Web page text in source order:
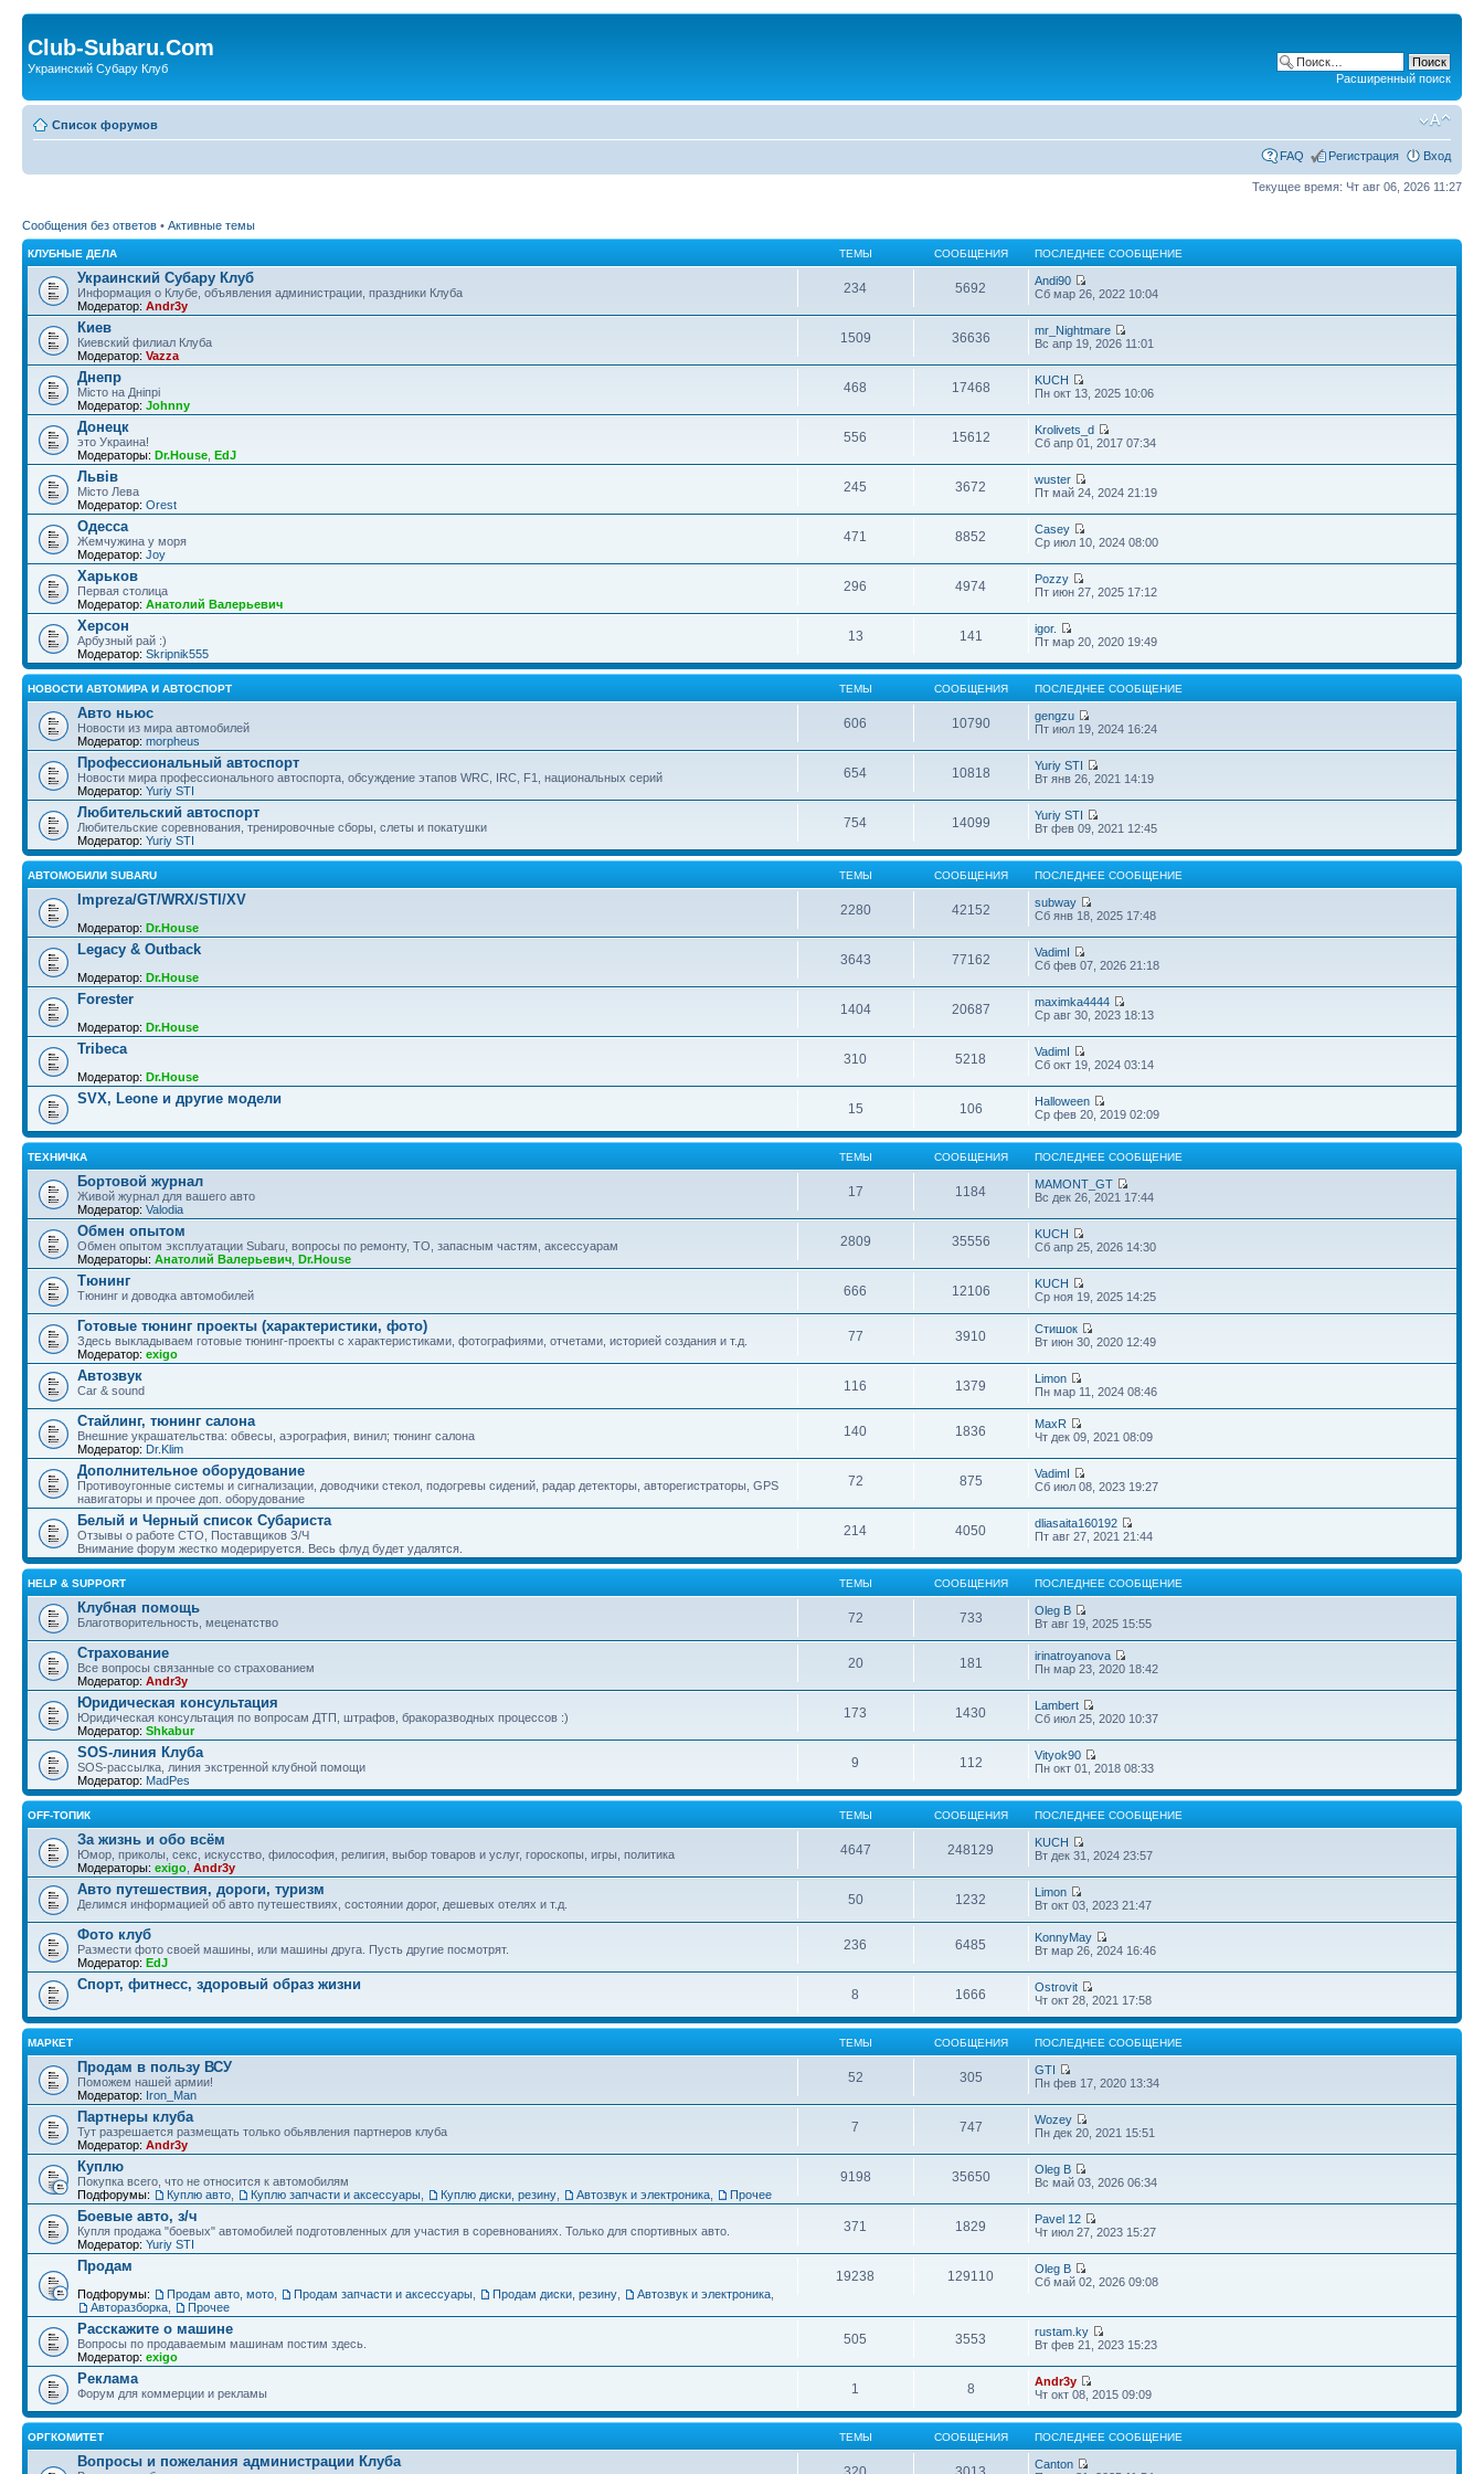
Club-Subaru.Com
Украинский Субару Клуб
Расширенный поиск
Список форумов
FAQ Регистрация Вход
Текущее время: Чт авг 06, 2026 11:27
Сообщения без ответов • Активные темы
КЛУБНЫЕ ДЕЛА ТЕМЫ СООБЩЕНИЯ ПОСЛЕДНЕЕ СООБЩЕНИЕ
Украинский Субару Клуб
Информация о Клубе, объявления администрации, праздники Клуба
Модератор: Andr3y
234 5692
Andi90
Сб мар 26, 2022 10:04
Киев
Киевский филиал Клуба
Модератор: Vazza
1509 36636
mr_Nightmare
Вс апр 19, 2026 11:01
Днепр
Місто на Дніпрі
Модератор: Johnny
468 17468
KUCH
Пн окт 13, 2025 10:06
Донецк
это Украина!
Модераторы: Dr.House EdJ
556 15612
Krolivets_d
Сб апр 01, 2017 07:34
Львів
Місто Лева
Модератор: Orest
245 3672
wuster
Пт май 24, 2024 21:19
Одесса
Жемчужина у моря
Модератор: Joy
471 8852
Casey
Ср июл 10, 2024 08:00
Харьков
Первая столица
Модератор: Анатолий Валерьевич
296 4974
Pozzy
Пт июн 27, 2025 17:12
Херсон
Арбузный рай :)
Модератор: Skripnik555
13 141
igor.
Пт мар 20, 2020 19:49
НОВОСТИ АВТОМИРА И АВТОСПОРТ ТЕМЫ СООБЩЕНИЯ ПОСЛЕДНЕЕ СООБЩЕНИЕ
Авто ньюс
Новости из мира автомобилей
Модератор: morpheus
606 10790
gengzu
Пт июл 19, 2024 16:24
Профессиональный автоспорт
Новости мира профессионального автоспорта, обсуждение этапов WRC, IRC, F1, национальных серий
Модератор: Yuriy STI
654 10818
Yuriy STI
Вт янв 26, 2021 14:19
Любительский автоспорт
Любительские соревнования, тренировочные сборы, слеты и покатушки
Модератор: Yuriy STI
754 14099
Yuriy STI
Вт фев 09, 2021 12:45
АВТОМОБИЛИ SUBARU ТЕМЫ СООБЩЕНИЯ ПОСЛЕДНЕЕ СООБЩЕНИЕ
Impreza/GT/WRX/STI/XV
Модератор: Dr.House
2280 42152
subway
Сб янв 18, 2025 17:48
Legacy & Outback
Модератор: Dr.House
3643 77162
VadimI
Сб фев 07, 2026 21:18
Forester
Модератор: Dr.House
1404 20687
maximka4444
Ср авг 30, 2023 18:13
Tribeca
Модератор: Dr.House
310 5218
VadimI
Сб окт 19, 2024 03:14
SVX, Leone и другие модели
15 106
Halloween
Ср фев 20, 2019 02:09
ТЕХНИЧКА ТЕМЫ СООБЩЕНИЯ ПОСЛЕДНЕЕ СООБЩЕНИЕ
Бортовой журнал
Живой журнал для вашего авто
Модератор: Valodia
17 1184
MAMONT_GT
Вс дек 26, 2021 17:44
Обмен опытом
Обмен опытом эксплуатации Subaru, вопросы по ремонту, ТО, запасным частям, аксессуарам
Модераторы: Анатолий Валерьевич Dr.House
2809 35556
KUCH
Сб апр 25, 2026 14:30
Тюнинг
Тюнинг и доводка автомобилей 666 12106
KUCH
Ср ноя 19, 2025 14:25
Готовые тюнинг проекты (характеристики, фото)
Здесь выкладываем готовые тюнинг-проекты с характеристиками, фотографиями, отчетами, историей создания и т.д.
Модератор: exigo
77 3910
Стишок
Вт июн 30, 2020 12:49
Автозвук
Car & sound 116 1379
Limon
Пн мар 11, 2024 08:46
Стайлинг, тюнинг салона
Внешние украшательства: обвесы, аэрография, винил; тюнинг салона
Модератор: Dr.Klim
140 1836
MaxR
Чт дек 09, 2021 08:09
Дополнительное оборудование
Противоугонные системы и сигнализации, доводчики стекол, подогревы сидений, радар детекторы, авторегистраторы, GPS
навигаторы и прочее доп. оборудование
72 875
VadimI
Сб июл 08, 2023 19:27
Белый и Черный список Субариста
Отзывы о работе СТО, Поставщиков З/Ч
Внимание форум жестко модерируется. Весь флуд будет удалятся.
214 4050
dliasaita160192
Пт авг 27, 2021 21:44
HELP & SUPPORT ТЕМЫ СООБЩЕНИЯ ПОСЛЕДНЕЕ СООБЩЕНИЕ
Клубная помощь
Благотворительность, меценатство 72 733
Oleg B
Вт авг 19, 2025 15:55
Страхование
Все вопросы связанные со страхованием
Модератор: Andr3y
20 181
irinatroyanova
Пн мар 23, 2020 18:42
Юридическая консультация
Юридическая консультация по вопросам ДТП, штрафов, бракоразводных процессов :)
Модератор: Shkabur
173 1430
Lambert
Сб июл 25, 2020 10:37
SOS-линия Клуба
SOS-рассылка, линия экстренной клубной помощи
Модератор: MadPes
9 112
Vityok90
Пн окт 01, 2018 08:33
OFF-ТОПИК ТЕМЫ СООБЩЕНИЯ ПОСЛЕДНЕЕ СООБЩЕНИЕ
За жизнь и обо всём
Юмор, приколы, секс, искусство, философия, религия, выбор товаров и услуг, гороскопы, игры, политика
Модераторы: exigo Andr3y
4647 248129
KUCH
Вт дек 31, 2024 23:57
Авто путешествия, дороги, туризм
Делимся информацией об авто путешествиях, состоянии дорог, дешевых отелях и т.д. 50 1232
Limon
Вт окт 03, 2023 21:47
Фото клуб
Размести фото своей машины, или машины друга. Пусть другие посмотрят.
Модератор: EdJ
236 6485
KonnyMay
Вт мар 26, 2024 16:46
Спорт, фитнесс, здоровый образ жизни
8 1666
Ostrovit
Чт окт 28, 2021 17:58
МАРКЕТ ТЕМЫ СООБЩЕНИЯ ПОСЛЕДНЕЕ СООБЩЕНИЕ
Продам в пользу ВСУ
Поможем нашей армии!
Модератор: Iron_Man
52 305
GTI
Пн фев 17, 2020 13:34
Партнеры клуба
Тут разрешается размещать только обьявления партнеров клуба
Модератор: Andr3y
7 747
Wozey
Пн дек 20, 2021 15:51
Куплю
Покупка всего, что не относится к автомобилям
Подфорумы:
Куплю авто Куплю запчасти и аксессуары Куплю диски, резину Автозвук и электроника Прочее
9198 35650
Oleg B
Вс май 03, 2026 06:34
Боевые авто, з/ч
Купля продажа "боевых" автомобилей подготовленных для участия в соревнованиях. Только для спортивных авто.
Модератор: Yuriy STI
371 1829
Pavel 12
Чт июл 27, 2023 15:27
Продам
Подфорумы: Продам авто, мото Продам запчасти и аксессуары Продам диски, резину Автозвук и электроника
Авторазборка
Прочее
19238 129110
Oleg B
Сб май 02, 2026 09:08
Расскажите о машине
Вопросы по продаваемым машинам постим здесь.
Модератор: exigo
505 3553
rustam.ky
Вт фев 21, 2023 15:23
Реклама
Форум для коммерции и рекламы 1 8
Andr3y
Чт окт 08, 2015 09:09
ОРГКОМИТЕТ ТЕМЫ СООБЩЕНИЯ ПОСЛЕДНЕЕ СООБЩЕНИЕ
Вопросы и пожелания администрации Клуба
Canton